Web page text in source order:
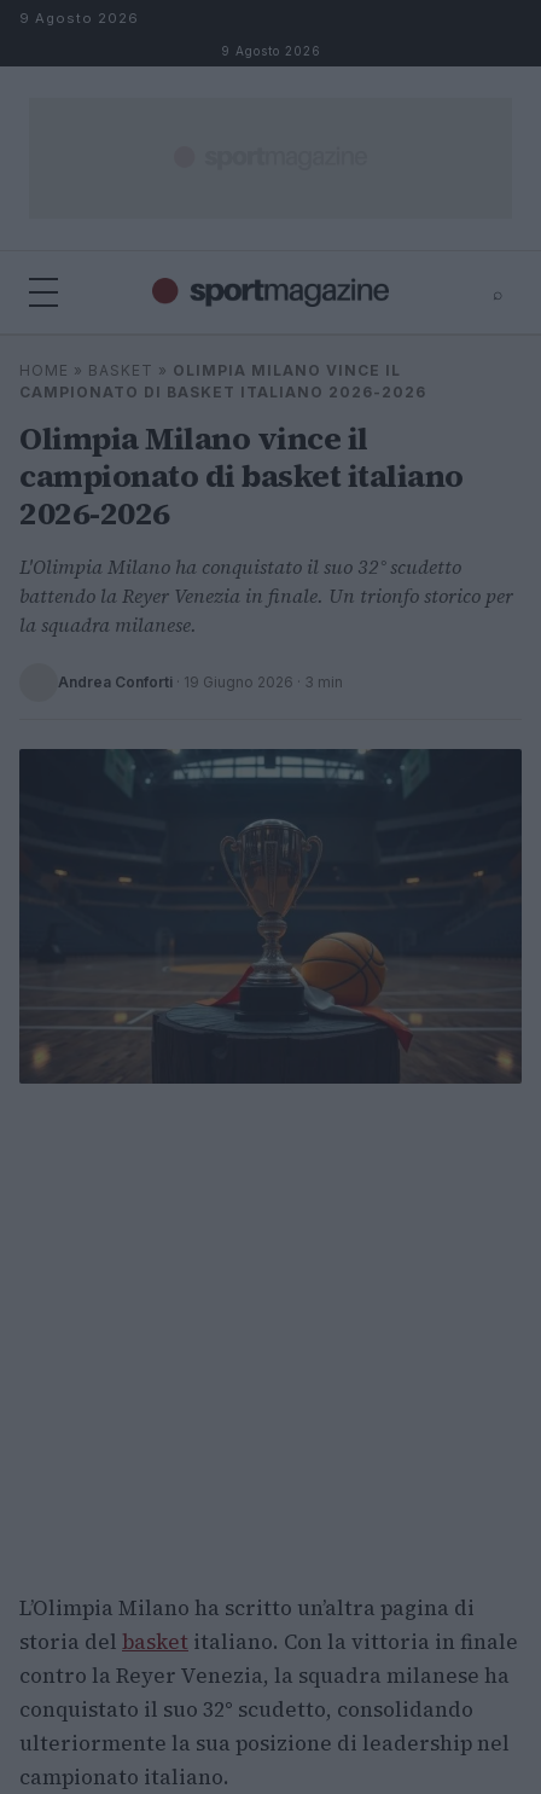
Salta al contenuto
9 Agosto 2026
9 Agosto 2026
⌕
Cerca
HOME » BASKET » OLIMPIA MILANO VINCE IL
CAMPIONATO DI BASKET ITALIANO 2026-2026
Olimpia Milano vince il
campionato di basket italiano
2026-2026
L'Olimpia Milano ha conquistato il suo 32° scudetto
battendo la Reyer Venezia in finale. Un trionfo storico per
la squadra milanese.
Andrea Conforti · 19 Giugno 2026 · 3 min
L’Olimpia Milano ha scritto un’altra pagina di
storia del basket italiano. Con la vittoria in finale
contro la Reyer Venezia, la squadra milanese ha
conquistato il suo 32° scudetto, consolidando
ulteriormente la sua posizione di leadership nel
campionato italiano.